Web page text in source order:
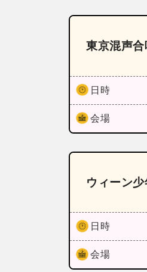
東京混声
日時
会場
ウィーン
日時
会場